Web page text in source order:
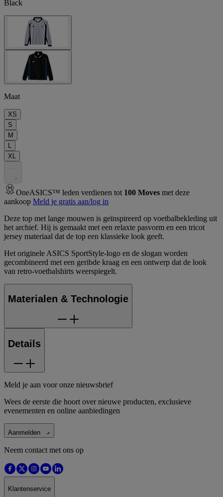
Black
Maat
XS
S
M
XL
OneASICS™ leden verdienen tot 100 Moves met deze
aankoop Meld je gratis aan/log in
Deze top met lange mouwen is geïnspireerd op voetbalbekleding uit
het archief. Hij is gemaakt met een relaxte pasvorm en een tricot
jersey materiaal dat de top een klassieke look geeft.
Het originele ASICS SportStyle-logo en de slogan worden
gecombineerd met een geribde kraag en een ontwerp dat de look
van retro-voetbalshirts weerspiegelt.
Materialen & Technologie
Details
Meld je aan voor onze nieuwsbrief
Wees de eerste die hoort over nieuwe producten, exclusieve
evenementen en online aanbiedingen
Aanmelden
Neem contact met ons op
Klantenservice